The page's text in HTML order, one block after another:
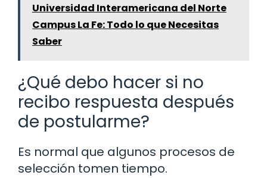
Universidad Interamericana del Norte
Campus La Fe: Todo lo que Necesitas
Saber
¿Qué debo hacer si no
recibo respuesta después
de postularme?
Es normal que algunos procesos de
selección tomen tiempo.